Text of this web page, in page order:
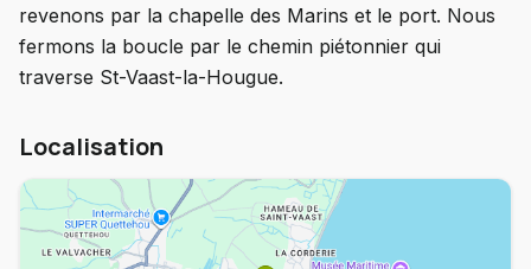
revenons par la chapelle des Marins et le port. Nous
fermons la boucle par le chemin piétonnier qui
traverse St-Vaast-la-Hougue.
Localisation